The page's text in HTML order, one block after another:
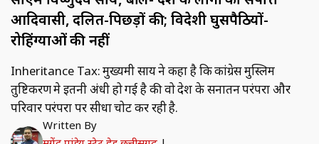
आदिवासी, दलित-पिछड़ों की; विदेशी घुसपैठियों-
रोहिंग्याओं की नहीं
Inheritance Tax: मुख्यमंत्री साय ने कहा है कि कांग्रेस मुस्लिम
तुष्टिकरण मे इतनी अंधी हो गई है की वो देश के सनातन परंपरा और
परिवार परंपरा पर सीधा चोट कर रही है.
Written By